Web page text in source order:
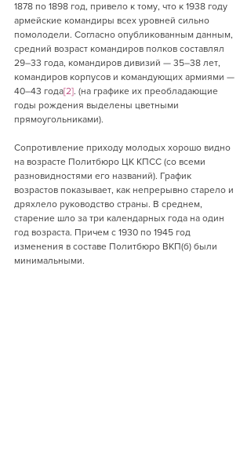
1878 по 1898 год, привело к тому, что к 1938 году
армейские командиры всех уровней сильно
помолодели. Согласно опубликованным данным,
средний возраст командиров полков составлял
29–33 года, командиров дивизий — 35–38 лет,
командиров корпусов и командующих армиями —
40–43 года[2]. (на графике их преобладающие
годы рождения выделены цветными
прямоугольниками).
Сопротивление приходу молодых хорошо видно
на возрасте Политбюро ЦК КПСС (со всеми
разновидностями его названий). График
возрастов показывает, как непрерывно старело и
дряхлело руководство страны. В среднем,
старение шло за три календарных года на один
год возраста. Причем с 1930 по 1945 год
изменения в составе Политбюро ВКП(б) были
минимальными.